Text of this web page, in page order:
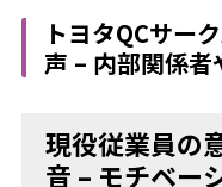
トヨタQCサー
声 – 内部関係者
現役従業員の
音 – モチベー